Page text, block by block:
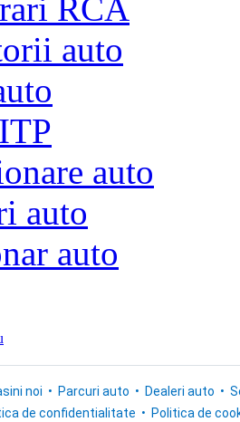
RCA
auto
auto
auto
auto
noi Parcuri auto Dealeri auto
de confidentialitate Politica de